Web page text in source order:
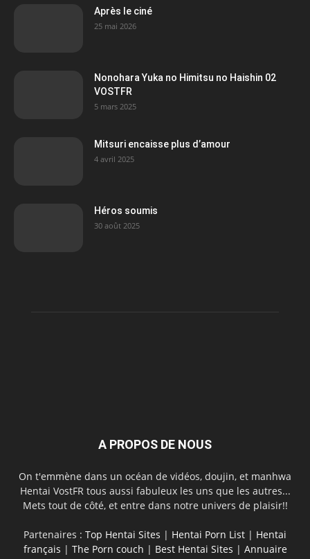
Après le ciné
25 mai 2026
Nonohara Yuka no Himitsu no Haishin 02
VOSTFR
5 mars 2025
Mitsuri encaisse plus d’amour
4 avril 2025
Héros soumis
30 août 2025
A PROPOS DE NOUS
On t'emmène dans un océan de vidéos, doujin, et manhwa
Hentai VostFR tous aussi fabuleux les uns que les autres...
Mets tout de côté, et entre dans notre univers de plaisir!!
Partenaires : Top Hentai Sites | Hentai Porn List | Hentai
français | The Porn couch | Best Hentai Sites | Annuaire